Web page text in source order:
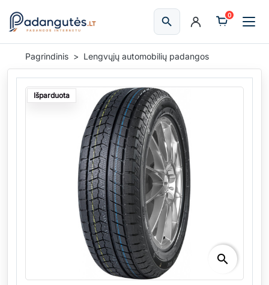
searchIeškoti
0
Pagrindinis Lengvųjų automobilių padangos
Išparduota
search